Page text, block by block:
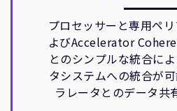
プロセッサーと専用ペ
よびAccelerator
とのシンプルな統合に
タシステムへの統合が
ラレータとのデータ共